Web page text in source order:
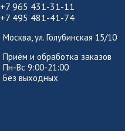
+7 965 431-31-11
+7 495 481-41-74
Москва, ул. Голубинская 15/10
Приём и обработка заказов
Пн-Вс 9:00-21:00
Без выходных